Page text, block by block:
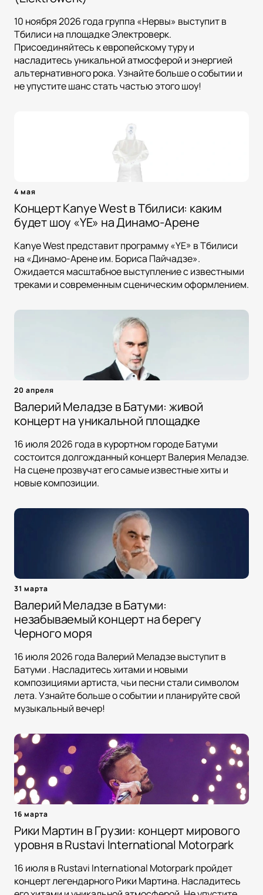
10 ноября 2026 года группа «Нервы» выступит в
Тбилиси на площадке Электроверк.
Присоединяйтесь к европейскому туру и
насладитесь уникальной атмосферой и энергией
альтернативного рока. Узнайте больше о событии и
не упустите шанс стать частью этого шоу!
4 мая
Концерт Kanye West в Тбилиси: каким
будет шоу «YE» на Динамо-Арене
Kanye West представит программу «YE» в Тбилиси
на «Динамо-Арене им. Бориса Пайчадзе».
Ожидается масштабное выступление с известными
треками и современным сценическим оформлением.
20 апреля
Валерий Меладзе в Батуми: живой
концерт на уникальной площадке
16 июля 2026 года в курортном городе Батуми
состоится долгожданный концерт Валерия Меладзе.
На сцене прозвучат его самые известные хиты и
новые композиции.
31 марта
Валерий Меладзе в Батуми:
незабываемый концерт на берегу
Черного моря
16 июля 2026 года Валерий Меладзе выступит в
Батуми . Насладитесь хитами и новыми
композициями артиста, чьи песни стали символом
лета. Узнайте больше о событии и планируйте свой
музыкальный вечер!
16 марта
Рики Мартин в Грузии: концерт мирового
уровня в Rustavi International Motorpark
16 июля в Rustavi International Motorpark пройдет
концерт легендарного Рики Мартина. Насладитесь